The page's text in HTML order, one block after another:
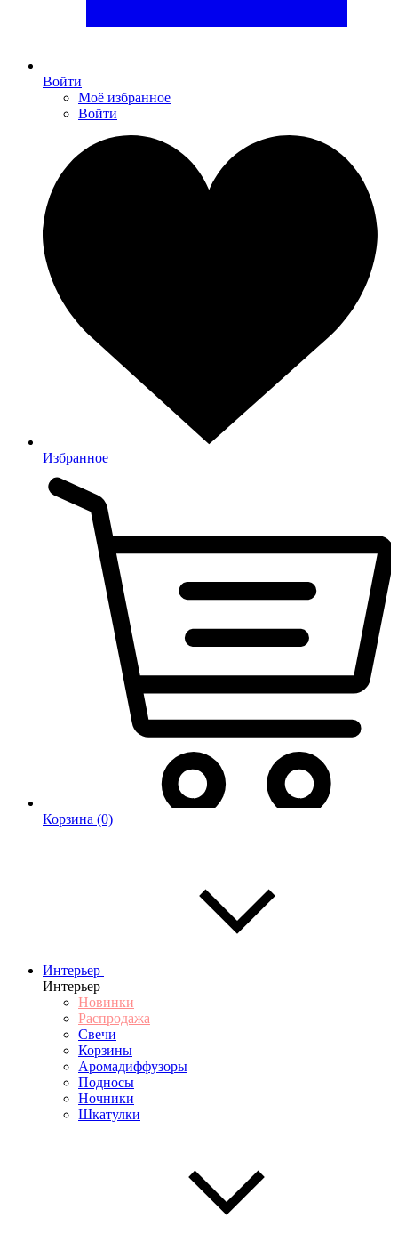
Войти
Моё избранное
Войти
Избранное
Корзина (0)
Интерьер
Интерьер
Новинки
Распродажа
Свечи
Корзины
Аромадиффузоры
Подносы
Ночники
Шкатулки